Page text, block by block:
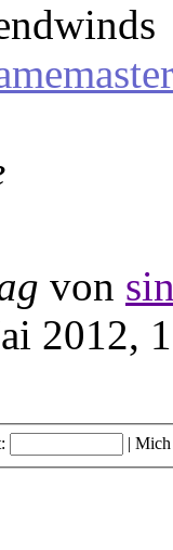
von
2012,
| Mich